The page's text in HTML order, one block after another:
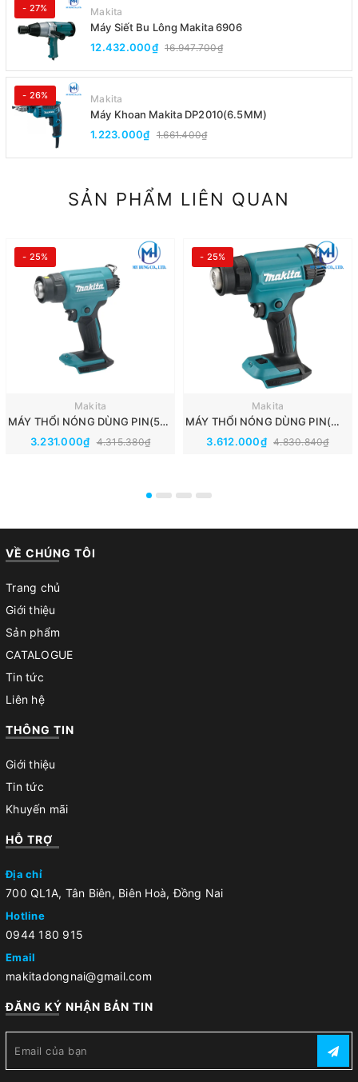
- 27% Makita
Máy Siết Bu Lông Makita 6906
12.432.000₫ 16.947.700₫
- 26% Makita
Máy Khoan Makita DP2010(6.5MM)
1.223.000₫ 1.661.400₫
SẢN PHẨM LIÊN QUAN
- 25%
Makita
MÁY THỔI NÓNG DÙNG PIN(550℃)(18V) MAKITA DHG180ZK
3.231.000₫ 4.315.380₫
- 25%
Makita
MÁY THỔI NÓNG DÙNG PIN(～550℃)(18V) MAKITA DHG181ZK
3.612.000₫ 4.830.840₫
VỀ CHÚNG TÔI
Trang chủ
Giới thiệu
Sản phẩm
CATALOGUE
Tin tức
Liên hệ
THÔNG TIN
Giới thiệu
Tin tức
Khuyến mãi
HỖ TRỢ
Địa chỉ
700 QL1A, Tân Biên, Biên Hoà, Đồng Nai
Hotline
0944 180 915
Email
makitadongnai@gmail.com
ĐĂNG KÝ NHẬN BẢN TIN